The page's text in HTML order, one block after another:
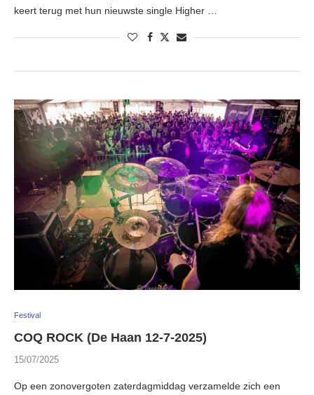
keert terug met hun nieuwste single Higher …
Festival
COQ ROCK (De Haan 12-7-2025)
15/07/2025
Op een zonovergoten zaterdagmiddag verzamelde zich een